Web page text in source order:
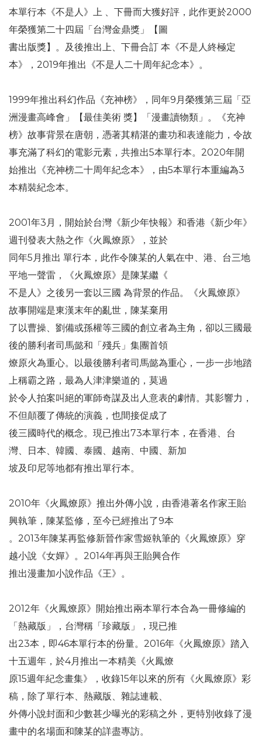
本單行本《不是人》上 、下冊而大獲好評，此作更於2000
年榮獲第二十四屆「台灣金鼎獎」【圖
書出版獎】。及後推出上、下冊合訂 本《不是人終極定
本》，2019年推出《不是人二十周年紀念本》。
1999年推出科幻作品《充神榜》，同年9月榮獲第三屆「亞
洲漫畫高峰會」【最佳美術 獎】「漫畫讀物類」。《充神
榜》故事背景在唐朝，憑著其精湛的畫功和表達能力，令故
事充滿了科幻的電影元素，共推出5本單行本。2020年開
始推出《充神榜二十周年紀念本》，由5本單行本重編為3
本精裝紀念本。
2001年3月，開始於台灣《新少年快報》和香港《新少年》
週刊發表大熱之作《火鳳燎原》，並於
同年5月推出 單行本，此作令陳某的人氣在中、港、台三地
平地一聲雷，《火鳳燎原》是陳某繼《
不是人》之後另一套以三國 為背景的作品。《火鳳燎原》
故事開端是東漢末年的亂世，陳某棄用
了以曹操、劉備或孫權等三國的創立者為主角，卻以三國最
後的勝利者司馬懿和「殘兵」集團首領
燎原火為重心。以最後勝利者司馬懿為重心，一步一步地踏
上稱霸之路，最為人津津樂道的，莫過
於令人拍案叫絕的軍師奇謀及出人意表的劇情。其影響力，
不但顛覆了傳統的演義，也間接促成了
後三國時代的概念。現已推出73本單行本，在香港、台
灣、日本、韓國、泰國、越南、中國、新加
坡及印尼等地都有推出單行本。
2010年《火鳳燎原》推出外傳小說，由香港著名作家王貽
興執筆，陳某監修，至今已經推出了9本
。2013年陳某再監修新晉作家雪姬執筆的《火鳳燎原》穿
越小說《女嬋》。2014年再與王貽興合作
推出漫畫加小說作品《王》。
2012年《火鳳燎原》開始推出兩本單行本合為一冊修編的
「熱藏版」，台灣稱「珍藏版」，現已推
出23本，即46本單行本的份量。2016年《火鳳燎原》踏入
十五週年，於4月推出一本精美《火鳳燎
原15週年紀念畫集》，收錄15年以來的所有《火鳳燎原》彩
稿，除了單行本、熱藏版、雜誌連載、
外傳小說封面和少數甚少曝光的彩稿之外，更特別收錄了漫
畫中的名場面和陳某的詳盡專訪。